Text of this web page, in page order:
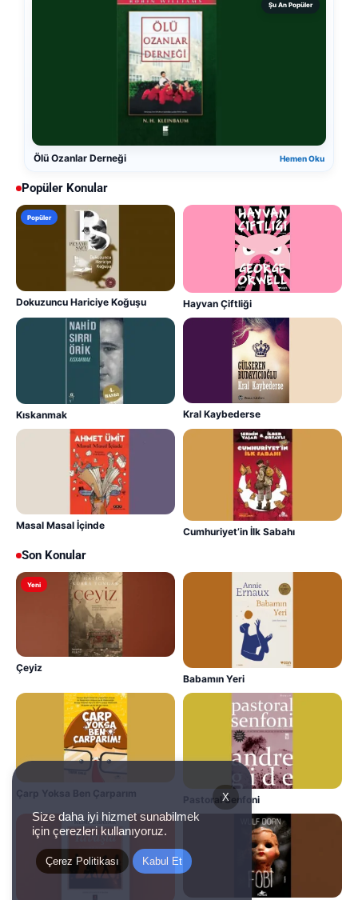
Şu An Popüler
Ölü Ozanlar Derneği Hemen Oku
Popüler Konular
Popüler
Dokuzuncu Hariciye Koğuşu Hayvan Çiftliği
Kıskanmak Kral Kaybederse
Masal Masal İçinde
Cumhuriyet’in İlk Sabahı
Son Konular
Yeni
Çeyiz
Babamın Yeri
Çarp Yoksa Ben Çarparım
Pastoral Senfoni
X
Size daha iyi hizmet sunabilmek
için çerezleri kullanıyoruz.
Çerez Politikası Kabul Et